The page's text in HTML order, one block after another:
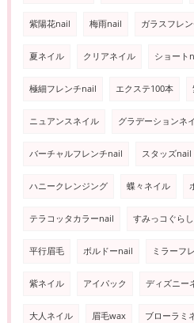
紫陽花nail 梅雨nail ガラスフレ
夏ネイル クリアネイル ショート
極細フレンチnail エクステ100本
ニュアンスネイル グラデーションネ
バーチャルフレンチnail スタッズnail
ハニークレンジング 蝶々ネイル
テラコッタカラーnail すみっコぐら
平行眉毛 ボルドーnail ミラーフ
紫ネイル アイパック ディズニー
大人ネイル 眉毛wax ブローラミ